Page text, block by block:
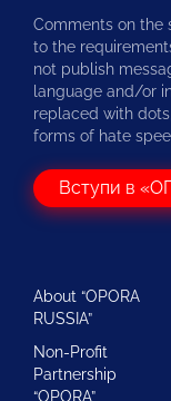
Comments on the
to the
not publish
language and/or
replaced with
forms of hate
Вступи в
About “OPORA
RUSSIA”
Non-Profit
Partnership
“OPORA”